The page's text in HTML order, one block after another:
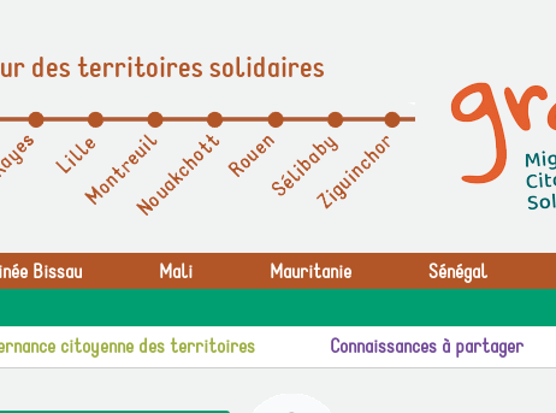
des territoires solidaires
Bissau Mali Mauritanie Sénégal
citoyenne des territoires Connaissances à partager